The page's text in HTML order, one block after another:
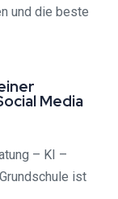
und die beste
Media
– KI –
ist